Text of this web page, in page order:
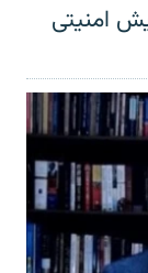
امنیتی